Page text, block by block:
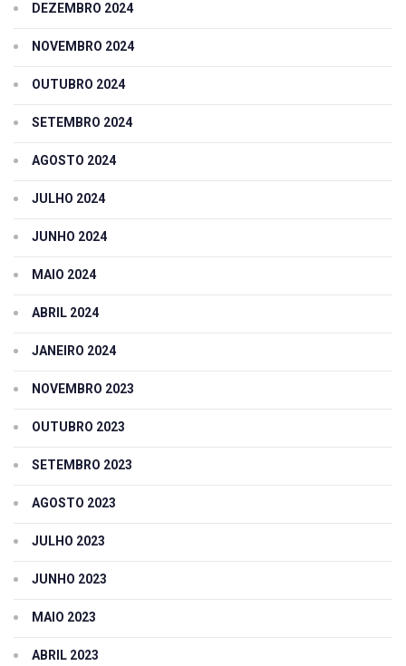
DEZEMBRO 2024
NOVEMBRO 2024
OUTUBRO 2024
SETEMBRO 2024
AGOSTO 2024
JULHO 2024
JUNHO 2024
MAIO 2024
ABRIL 2024
JANEIRO 2024
NOVEMBRO 2023
OUTUBRO 2023
SETEMBRO 2023
AGOSTO 2023
JULHO 2023
JUNHO 2023
MAIO 2023
ABRIL 2023